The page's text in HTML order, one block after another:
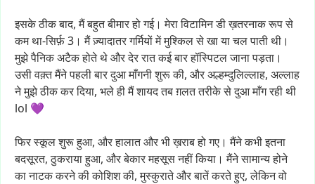
इसकेठीकबाद, मैंबहुतबीमारहोगई। मेराविटामिनडीख़तरनाकरूपसे
कमथा-सिर्फ़3। मैंज़्यादातरगर्मियोंमेंमुश्किलसेखायाचलपातीथी।
मुझेपैनिकअटैकहोतेथेऔरदेररातकईबारहॉस्पिटलजानापड़ता।
उसीवक़्तमैंनेपहलीबारदुआमाँगनीशुरूकी, औरअल्हम्दुलिल्लाह, अल्लाह
नेमुझेठीककरदिया, भलेहीमैंशायदतबग़लततरीकेसेदुआमाँगरहीथी
lol 💜
फिरस्कूलशुरूहुआ, औरहालातऔरभीख़राबहोगए। मैंनेकभीइतना
बदसूरत, ठुकरायाहुआ, औरबेकारमहसूसनहींकिया। मैंनेसामान्यहोने
कानाटककरनेकीकोशिशकी, मुस्कुरातेऔरबातेंकरतेहुए, लेकिनवो